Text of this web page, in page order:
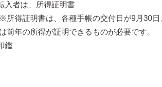
入者は、所得証明書
※所得証明書は、各種手帳の交付日が9月30
は前年の所得が証明できるものが必要です。
鑑